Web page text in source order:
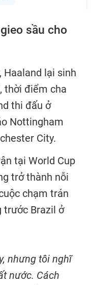
sầu cho
Haaland lại sinh
thời điểm cha
thi đấu ở
Nottingham
City.
tại World Cup
trở thành nỗi
chạm trán
trước Brazil ở
nhưng tôi nghĩ
nước. Cách